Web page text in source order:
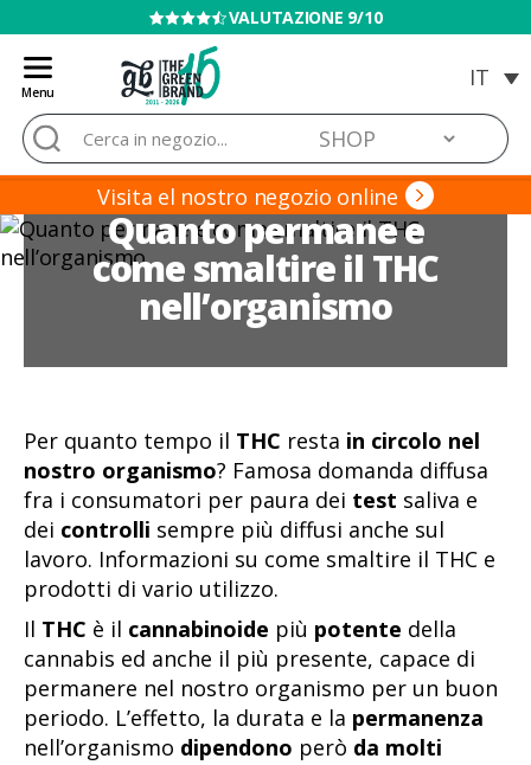
VENDITA VIETATA AI MINORI
Menu
Blog
de
Grow
Barato
Cerca:
Visita el nostro negozio online
Quanto permane e
come smaltire il THC
nell’organismo
Per quanto tempo il THC resta in circolo nel
nostro organismo? Famosa domanda diffusa
fra i consumatori per paura dei test saliva e
dei controlli sempre più diffusi anche sul
lavoro. Informazioni su come smaltire il THC e
prodotti di vario utilizzo.
Il THC è il cannabinoide più potente della
cannabis ed anche il più presente, capace di
permanere nel nostro organismo per un buon
periodo. L’effetto, la durata e la permanenza
nell’organismo dipendono però da molti